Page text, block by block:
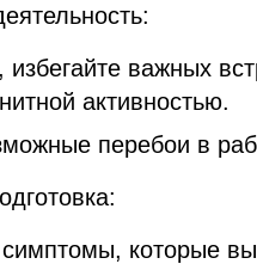
важных
активностью.
перебои в
которые